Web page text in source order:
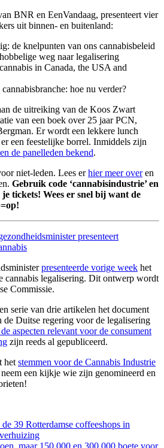
BNR en EenVandaag, presenteert vier
uit binnen- en buitenland:
de knelpunten van ons cannabisbeleid
weg naar legalisering
in Canada, the USA and
hoe nu verder?
de uitreiking van de Koos Zwart
van een boek over 25 jaar PCN,
Er wordt een lekkere lunch
een feestelijke borrel. Inmiddels zijn
de panelleden bekend.
niet-leden. Lees erhier meer overen
Gebruik code ‘cannabisindustrie’ en
tickets! Wees er snel bij want de
presenteert
presenteerde vorige week het
cannabis legalisering. Dit ontwerp wordt
Commissie.
serie van drie artikelen het document
de Duitse regering voor de legalisering
aspecten relevant voor de consument
zijn reeds al gepubliceerd.
het stemmen voor de Cannabis Industrie
een kijkje wie zijn genomineerd en
39 Rotterdamse coffeeshops in
maar 150.000 en 300.000 boete voor